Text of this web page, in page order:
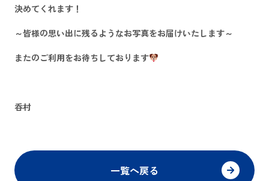
決めてくれます！
～皆様の思い出に残るようなお写真をお届けいたします～
またのご利用をお待ちしております
呑村
一覧へ戻る